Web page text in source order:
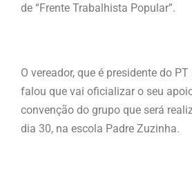
de “Frente Trabalhista Popular”.
O vereador, que é presidente do
falou que vai oficializar o seu
convenção do grupo que será
dia 30, na escola Padre Zuzinha.